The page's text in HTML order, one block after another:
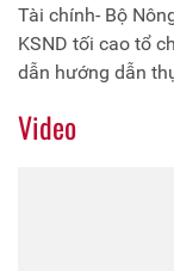
Tài chính- Bộ
KSND tối cao tổ
dẫn hướng dẫn
2015”.
Video